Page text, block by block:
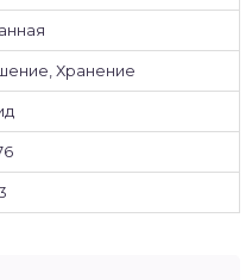
Хранение